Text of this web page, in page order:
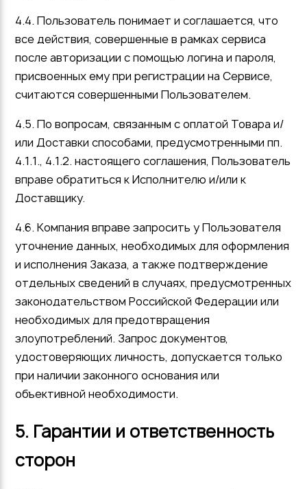
4.4. Пользователь понимает и соглашается, что
все действия, совершенные в рамках сервиса
после авторизации с помощью логина и пароля,
присвоенных ему при регистрации на Сервисе,
считаются совершенными Пользователем.
4.5. По вопросам, связанным с оплатой Товара и/
или Доставки способами, предусмотренными пп.
4.1.1., 4.1.2. настоящего соглашения, Пользователь
вправе обратиться к Исполнителю и/или к
Доставщику.
4.6. Компания вправе запросить у Пользователя
уточнение данных, необходимых для оформления
и исполнения Заказа, а также подтверждение
отдельных сведений в случаях, предусмотренных
законодательством Российской Федерации или
необходимых для предотвращения
злоупотреблений. Запрос документов,
удостоверяющих личность, допускается только
при наличии законного основания или
объективной необходимости.
5. Гарантии и ответственность
сторон